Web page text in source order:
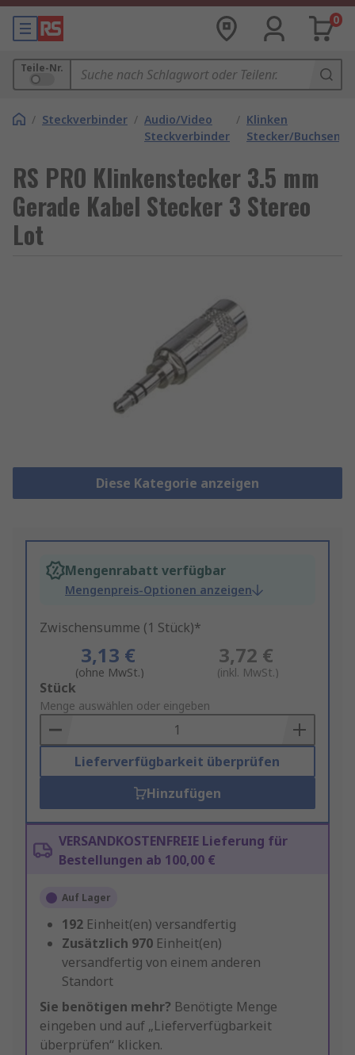
0
Teile-Nr.
/ Steckverbinder / Audio/Video
Steckverbinder
/ Klinken
Stecker/Buchsen
RS PRO Klinkenstecker 3.5 mm
Gerade Kabel Stecker 3 Stereo
Lot
Diese Kategorie anzeigen
Mengenrabatt verfügbar
Mengenpreis-Optionen anzeigen
Zwischensumme (1 Stück)*
3,13 €
(ohne MwSt.)
3,72 €
(inkl. MwSt.)
Add
to
Basket
Stück
Menge auswählen oder eingeben
Lieferverfügbarkeit überprüfen
Hinzufügen
VERSANDKOSTENFREIE Lieferung für
Bestellungen ab 100,00 €
Auf Lager
192 Einheit(en) versandfertig
Zusätzlich 970 Einheit(en)
versandfertig von einem anderen
Standort
Sie benötigen mehr? Benötigte Menge
eingeben und auf „Lieferverfügbarkeit
überprüfen“ klicken.